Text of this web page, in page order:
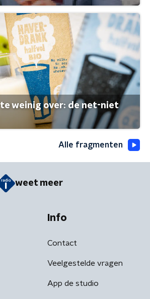
weinig over: de net-niet
Alle fragmenten
weet meer
Info
Contact
Veelgestelde vragen
App de studio